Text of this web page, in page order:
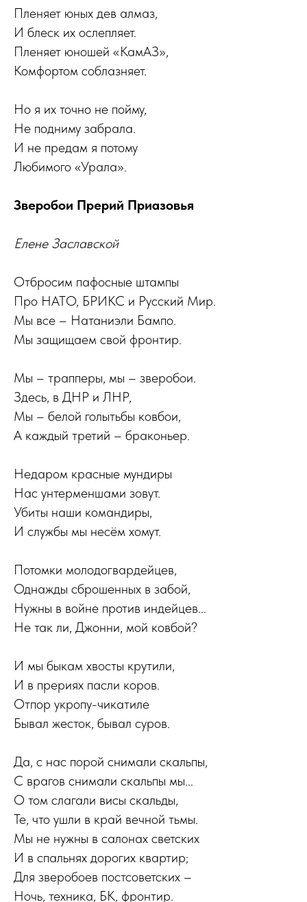
Пленяет юных дев алмаз,
И блеск их ослепляет.
Пленяет юношей «КамАЗ»,
Комфортом соблазняет.
Но я их точно не пойму,
Не подниму забрала.
И не предам я потому
Любимого «Урала».
Зверобои Прерий Приазовья
Елене Заславской
Отбросим пафосные штампы
Про НАТО, БРИКС и Русский Мир.
Мы все – Натаниэли Бампо.
Мы защищаем свой фронтир.
Мы – трапперы, мы – зверобои.
Здесь, в ДНР и ЛНР,
Мы – белой голытьбы ковбои,
А каждый третий – браконьер.
Недаром красные мундиры
Нас унтерменшами зовут.
Убиты наши командиры,
И службы мы несём хомут.
Потомки молодогвардейцев,
Однажды сброшенных в забой,
Нужны в войне против индейцев...
Не так ли, Джонни, мой ковбой?
И мы быкам хвосты крутили,
И в прериях пасли коров.
Отпор укропу-чикатиле
Бывал жесток, бывал суров.
Да, с нас порой снимали скальпы,
С врагов снимали скальпы мы...
О том слагали висы скальды,
Те, что ушли в край вечной тьмы.
Мы не нужны в салонах светских
И в спальнях дорогих квартир;
Для зверобоев постсоветских –
Ночь, техника, БК, фронтир.